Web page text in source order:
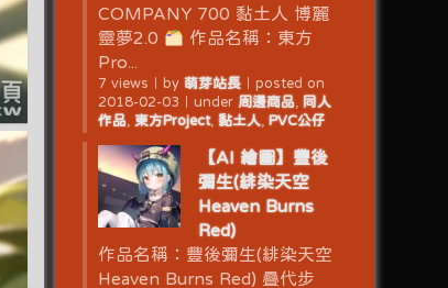
COMPANY 700 黏土人 博麗
靈夢2.0
作品名稱：東方
Pro...
7 views by 萌芽站長｜ posted on
2018-02-03
under 周邊商品,
同人
作品, 東方Project, 黏土人, PVC公仔
【AI 繪圖】豐後
彌生(緋染天空
Heaven Burns
Red)
作品名稱：豐後彌生(緋染天空
Heaven Burns Red) 疊代步